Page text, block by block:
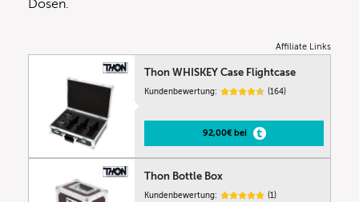
Dosen.
Affiliate Links
Thon WHISKEY Case Flightcase
Kundenbewertung: (164)
92,00€ bei
Thon Bottle Box
Kundenbewertung: (1)